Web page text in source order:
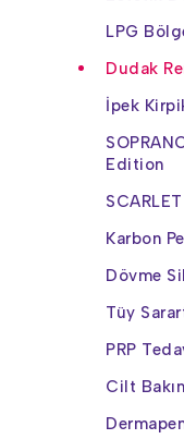
LPG
Dudak
İpek
Edition
Karbon
Dövme
Tüy
PRP
Cilt